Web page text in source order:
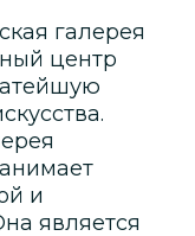
галерея
центр
и
является